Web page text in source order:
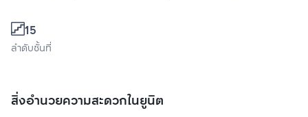
15
ลำดับชั้นที่
สิ่งอำนวยความสะดวกในยูนิต